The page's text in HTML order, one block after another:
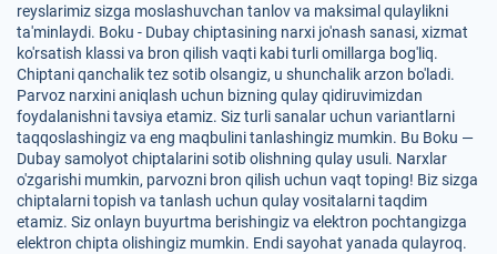
reyslarimiz sizga moslashuvchan tanlov va maksimal qulaylikni
ta'minlaydi. Boku - Dubay chiptasining narxi jo'nash sanasi, xizmat
ko'rsatish klassi va bron qilish vaqti kabi turli omillarga bog'liq.
Chiptani qanchalik tez sotib olsangiz, u shunchalik arzon bo'ladi.
Parvoz narxini aniqlash uchun bizning qulay qidiruvimizdan
foydalanishni tavsiya etamiz. Siz turli sanalar uchun variantlarni
taqqoslashingiz va eng maqbulini tanlashingiz mumkin. Bu Boku —
Dubay samolyot chiptalarini sotib olishning qulay usuli. Narxlar
o'zgarishi mumkin, parvozni bron qilish uchun vaqt toping! Biz sizga
chiptalarni topish va tanlash uchun qulay vositalarni taqdim
etamiz. Siz onlayn buyurtma berishingiz va elektron pochtangizga
elektron chipta olishingiz mumkin. Endi sayohat yanada qulayroq.